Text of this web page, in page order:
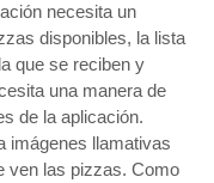
necesita un
disponibles, la lista
que se reciben y
una manera de
de la aplicación.
imágenes llamativas
ven las pizzas. Como